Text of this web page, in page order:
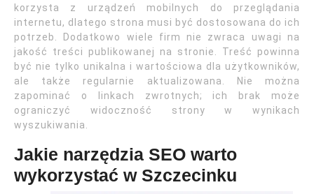
korzysta z urządzeń mobilnych do przeglądania
internetu, dlatego strona musi być dostosowana do ich
potrzeb. Dodatkowo wiele firm nie zwraca uwagi na
jakość treści publikowanej na stronie. Treść powinna
być nie tylko unikalna i wartościowa dla użytkowników,
ale także regularnie aktualizowana. Nie można
zapominać o linkach zwrotnych; ich brak może
ograniczyć widoczność strony w wynikach
wyszukiwania.
Jakie narzędzia SEO warto
wykorzystać w Szczecinku